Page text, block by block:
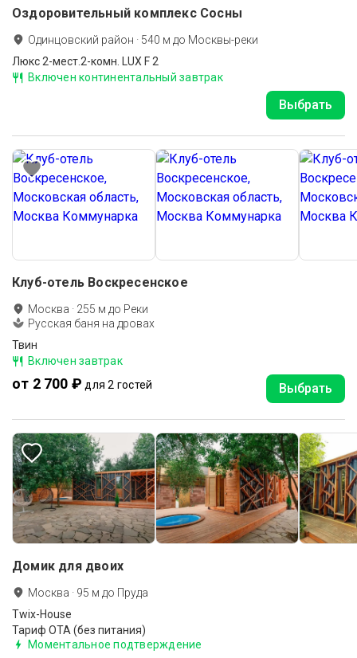
Оздоровительный комплекс Сосны
Одинцовский район · 540 м до Москвы-реки
Люкс 2-мест.2-комн. LUX F 2
Включен континентальный завтрак
Выбрать
Клуб-отель Воскресенское
Москва · 255 м до Реки
Русская баня на дровах
Твин
Включен завтрак
от 2 700 ₽ для 2 гостей Выбрать
Домик для двоих
Москва · 95 м до Пруда
Twix-House
Тариф ОТА (без питания)
Моментальное подтверждение